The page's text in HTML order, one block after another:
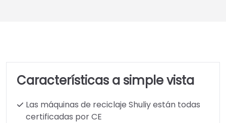
Características a simple vista
Las máquinas de reciclaje Shuliy están todas
certificadas por CE